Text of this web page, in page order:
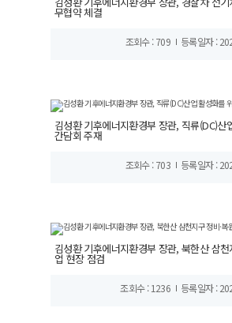
무협약 체결
조회수 : 709 등록일자 :
김성환 기후에너지환경부 장관, 직류(DC)산
간담회 주재
조회수 : 703 등록일자 :
김성환 기후에너지환경부 장관, 북한산 삼천
업 현장 점검
조회수 : 1236 등록일자 :